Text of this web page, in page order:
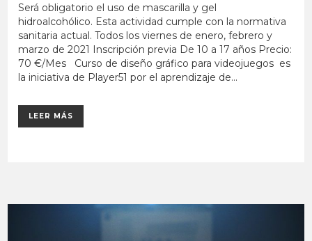
Será obligatorio el uso de mascarilla y gel
hidroalcohólico. Esta actividad cumple con la normativa
sanitaria actual. Todos los viernes de enero, febrero y
marzo de 2021 Inscripción previa De 10 a 17 años Precio:
70 €/Mes Curso de diseño gráfico para videojuegos es
la iniciativa de Player51 por el aprendizaje de...
LEER MÁS